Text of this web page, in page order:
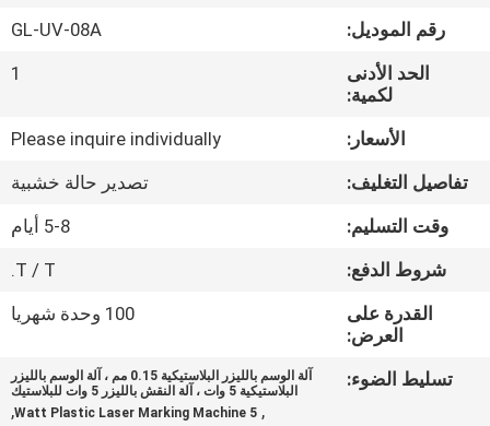
جولة
مراقبة
الجودة
اتصل
اطلب
رقم الموديل:
GL-UV-08A
الحد الأدنى
لكمية:
1
الأسعار:
Please inquire individually
تفاصيل التغليف:
تصدير حالة خشبية
وقت التسليم:
5-8 أيام
شروط الدفع:
T / T.
القدرة على
العرض:
100 وحدة شهريا
تسليط الضوء:
آلة الوسم بالليزر البلاستيكية 0.15 مم ، آلة الوسم بالليزر
البلاستيكية 5 وات ، آلة النقش بالليزر 5 وات للبلاستيك
,
5 Watt Plastic Laser Marking Machine
,